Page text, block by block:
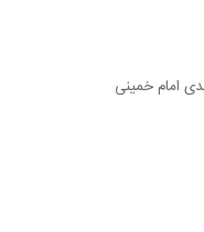
امام خمینی